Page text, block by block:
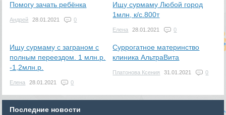
Помогу зачать ребёнка
Андрей 28.01.2021 0
Ищу сурмаму Любой город
1млн, к/с.800т
Елена 28.01.2021 0
Ищу сурмаму с заграном с
полным переездом. 1 млн.р.
-1,2млн.р.
Елена 28.01.2021 0
Суррогатное материнство
клиника АльтраВита
Платонова Ксения 31.01.2021 0
Последние новости